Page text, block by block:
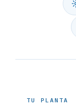
TU PLANTA